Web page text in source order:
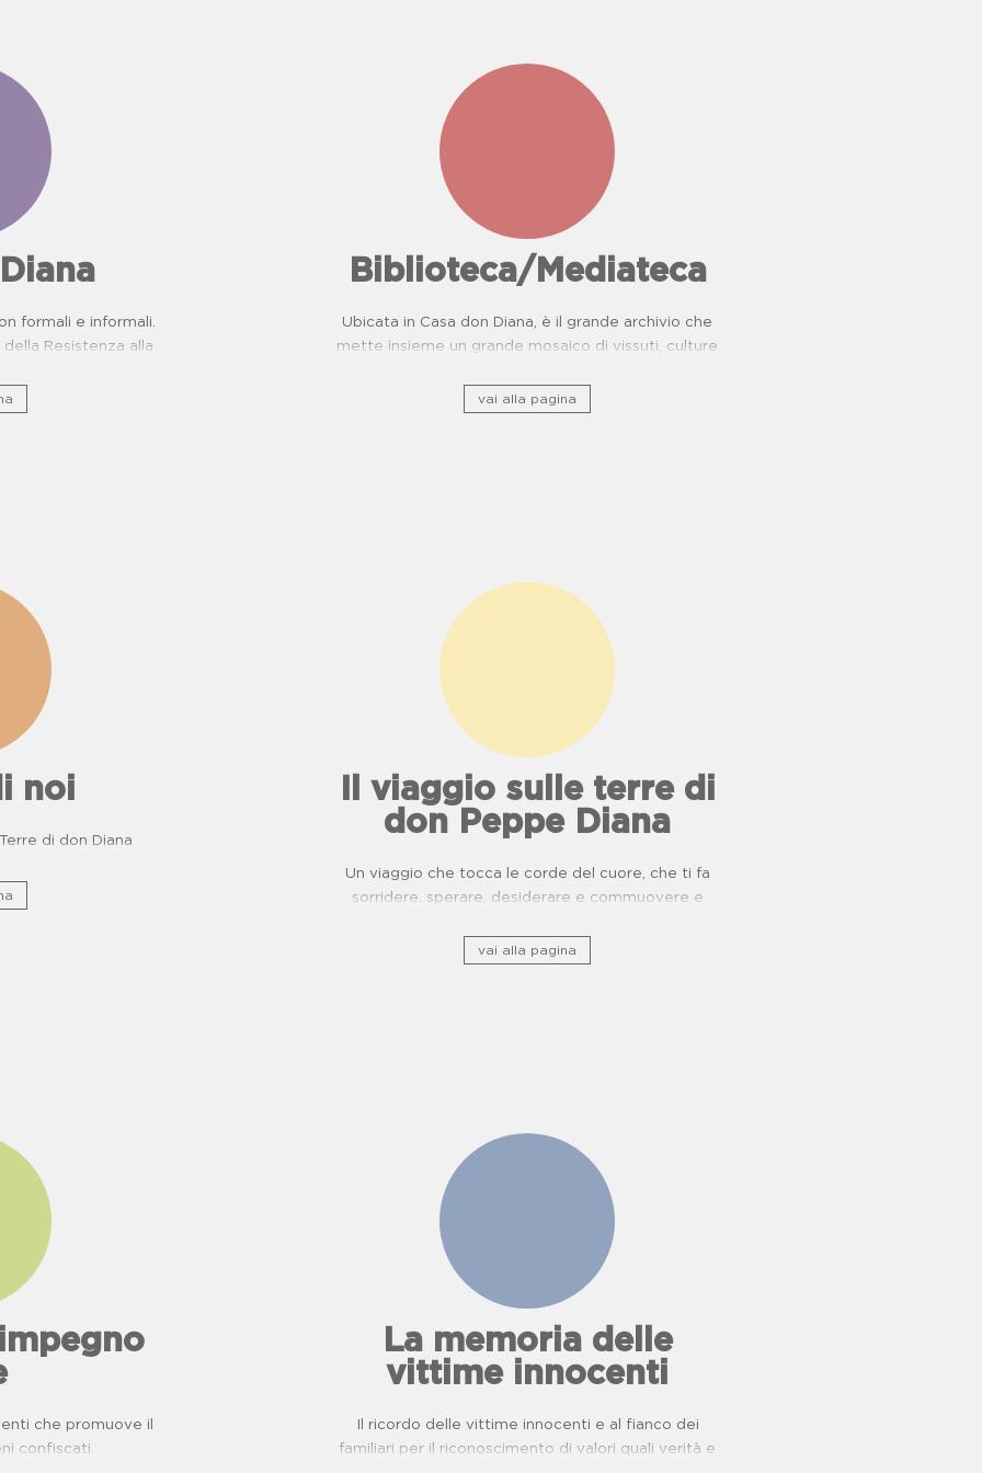
formali e informali.
Resistenza alla
per scuole.
Biblioteca/Mediateca
Ubicata in Casa don Diana, è il grande archivio che
mette insieme un grande mosaico di vissuti, culture
vai alla pagina
noi
di don Diana
Il viaggio sulle terre di
don Peppe Diana
Un viaggio che tocca le corde del cuore, che ti fa
sorridere, sperare, desiderare e commuovere e
di usanze, cucina e buone pratiche.
vai alla pagina
che promuove il
confiscati.
La memoria delle
vittime innocenti
Il ricordo delle vittime innocenti e al fianco dei
familiari per il riconoscimento di valori quali verità e